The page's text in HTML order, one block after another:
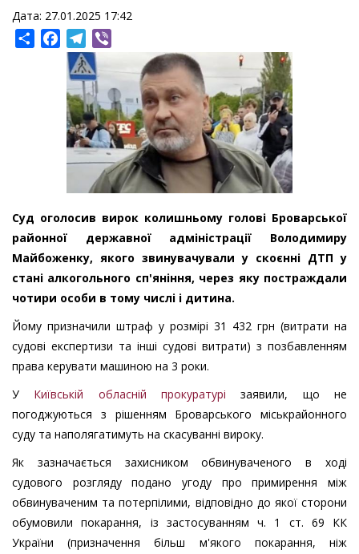
Дата: 27.01.2025 17:42
ShareFacebookTelegram
Суд оголосив вирок колишньому голові Броварської
районної державної адміністрації Володимиру
Майбоженку, якого звинувачували у скоєнні ДТП у
стані алкогольного сп'яніння, через яку постраждали
чотири особи в тому числі і дитина.
Йому призначили штраф у розмірі 31 432 грн (витрати на
судові експертизи та інші судові витрати) з позбавленням
права керувати машиною на 3 роки.
У Київській обласній прокуратурі заявили, що не
погоджуються з рішенням Броварського міськрайонного
суду та наполягатимуть на скасуванні вироку.
Як зазначається захисником обвинуваченого в ході
судового розгляду подано угоду про примирення між
обвинуваченим та потерпілими, відповідно до якої сторони
обумовили покарання, із застосуванням ч. 1 ст. 69 КК
України (призначення більш м'якого покарання, ніж